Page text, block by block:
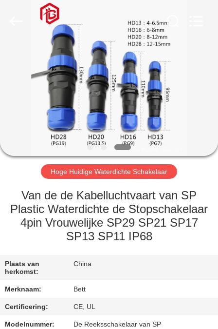
PRODUCTEN
ONGEVEER
FABRIEKSREIS
KWALITEITSCONTROLE
SITEMAP
POLICY
Hoge Huidige Waterdichte Schakelaar
Van de de Kabelluchtvaart van SP
Plastic Waterdichte de Stopschakelaar
4pin Vrouwelijke SP29 SP21 SP17
SP13 SP11 IP68
Plaats van
herkomst:
China
Merknaam: Bett
Certificering: CE, UL
Modelnummer: De Reeksschakelaar van SP